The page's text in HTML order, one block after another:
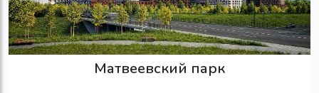
Матвеевский парк